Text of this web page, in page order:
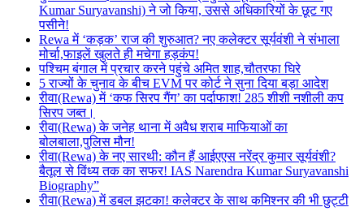
Kumar Suryavanshi) ने जो किया, उससे अधिकारियों के छूट गए
पसीने!
Rewa में ‘कड़क’ राज की शुरुआत? नए कलेक्टर सूर्यवंशी ने संभाला
मोर्चा,फाइलें खुलते ही मचेगा हड़कंप!
पश्चिम बंगाल में प्रचार करने पहुंचे अमित शाह,चौतरफा घिरे
5 राज्यों के चुनाव के बीच EVM पर कोर्ट ने सुना दिया बड़ा आदेश
रीवा(Rewa) में ‘कफ सिरप गैंग’ का पर्दाफाश! 285 शीशी नशीली कप
सिरप जब्त।
रीवा(Rewa) के जनेह थाना में अवैध शराब माफियाओं का
बोलबाला,पुलिस मौन!
रीवा(Rewa) के नए सारथी: कौन हैं आईएएस नरेंद्र कुमार सूर्यवंशी?
बैतूल से विंध्य तक का सफर! IAS Narendra Kumar Suryavanshi
Biography”
रीवा(Rewa) में डबल झटका! कलेक्टर के साथ कमिश्नर की भी छुट्टी